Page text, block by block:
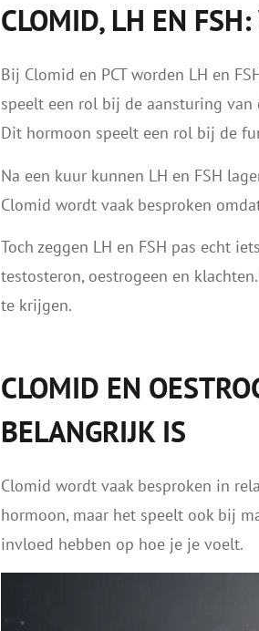
CLOMID, LH EN
Bij Clomid en PCT worden LH en
speelt een rol bij de aansturing
Dit hormoon speelt een rol bij de
Na een kuur kunnen LH en FSH
Clomid wordt vaak besproken
Toch zeggen LH en FSH pas echt
testosteron, oestrogeen en
te krijgen.
CLOMID EN
BELANGRIJK IS
Clomid wordt vaak besproken in
hormoon, maar het speelt ook bij
invloed hebben op hoe je je voelt.